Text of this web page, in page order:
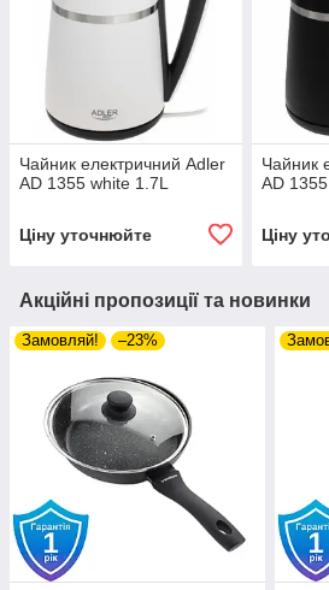
Чайник електричний Adler
AD 1355 white 1.7L
Ціну уточнюйте
Чайник
AD
Ціну
Акційні пропозиції та новинки
Замовляй! –23%